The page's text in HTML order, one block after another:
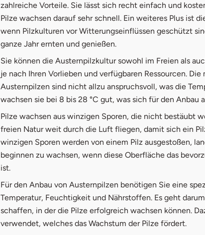
zahlreiche Vorteile. Sie lässt sich recht einfach und
Pilze wachsen darauf sehr schnell. Ein weiteres Plus ist
wenn Pilzkulturen vor Witterungseinflüssen geschützt
ganze Jahr ernten und genießen.
Sie können die Austernpilzkultur sowohl im Freien als
je nach Ihren Vorlieben und verfügbaren Ressourcen.
Austernpilzen sind nicht allzu anspruchsvoll, was die
wachsen sie bei 8 bis 28 °C gut, was sich für den Anbau
Pilze wachsen aus winzigen Sporen, die nicht bestäubt
freien Natur weit durch die Luft fliegen, damit sich ein
winzigen Sporen werden von einem Pilz ausgestoßen,
beginnen zu wachsen, wenn diese Oberfläche das
ist.
Für den Anbau von Austernpilzen benötigen Sie eine
Temperatur, Feuchtigkeit und Nährstoffen. Es geht
schaffen, in der die Pilze erfolgreich wachsen können.
verwendet, welches das Wachstum der Pilze fördert.